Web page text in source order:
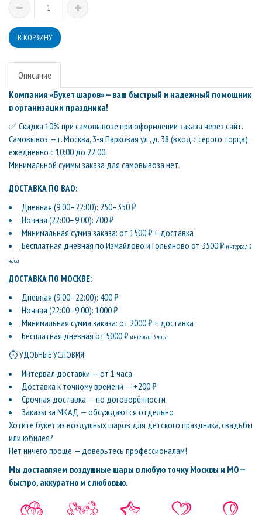
Описание
Компания «Букет шаров» — ваш быстрый и надежный помощник
в организации праздника!
✅ Скидка 10% при самовывозе при оформлении заказа через сайт.
Самовывоз — г. Москва, 3-я Парковая ул., д. 38 (вход с серого торца),
ежедневно с 10:00 до 22:00.
Минимальной суммы заказа для самовывоза нет.
ДОСТАВКА ПО ВАО:
Дневная (9:00–22:00): 250–350 ₽
Ночная (22:00–9:00): 700 ₽
Минимальная сумма заказа: от 1500 ₽ + доставка
Бесплатная дневная по Измайлово и Гольяново от 3500 ₽ интервал 2
часа
ДОСТАВКА ПО МОСКВЕ:
Дневная (9:00–22:00): 400 ₽
Ночная (22:00–9:00): 1000 ₽
Минимальная сумма заказа: от 2000 ₽ + доставка
Бесплатная дневная от 5000 ₽ интервал 3 часа
⏱ УДОБНЫЕ УСЛОВИЯ:
Интервал доставки — от 1 часа
Доставка к точному времени — +200 ₽
Срочная доставка — по договорённости
Заказы за МКАД — обсуждаются отдельно
Хотите букет из воздушных шаров для детского праздника, свадьбы
или юбилея?
Нет ничего проще — доверьтесь профессионалам!
Мы доставляем воздушные шары в любую точку Москвы и МО —
быстро, аккуратно и с любовью.